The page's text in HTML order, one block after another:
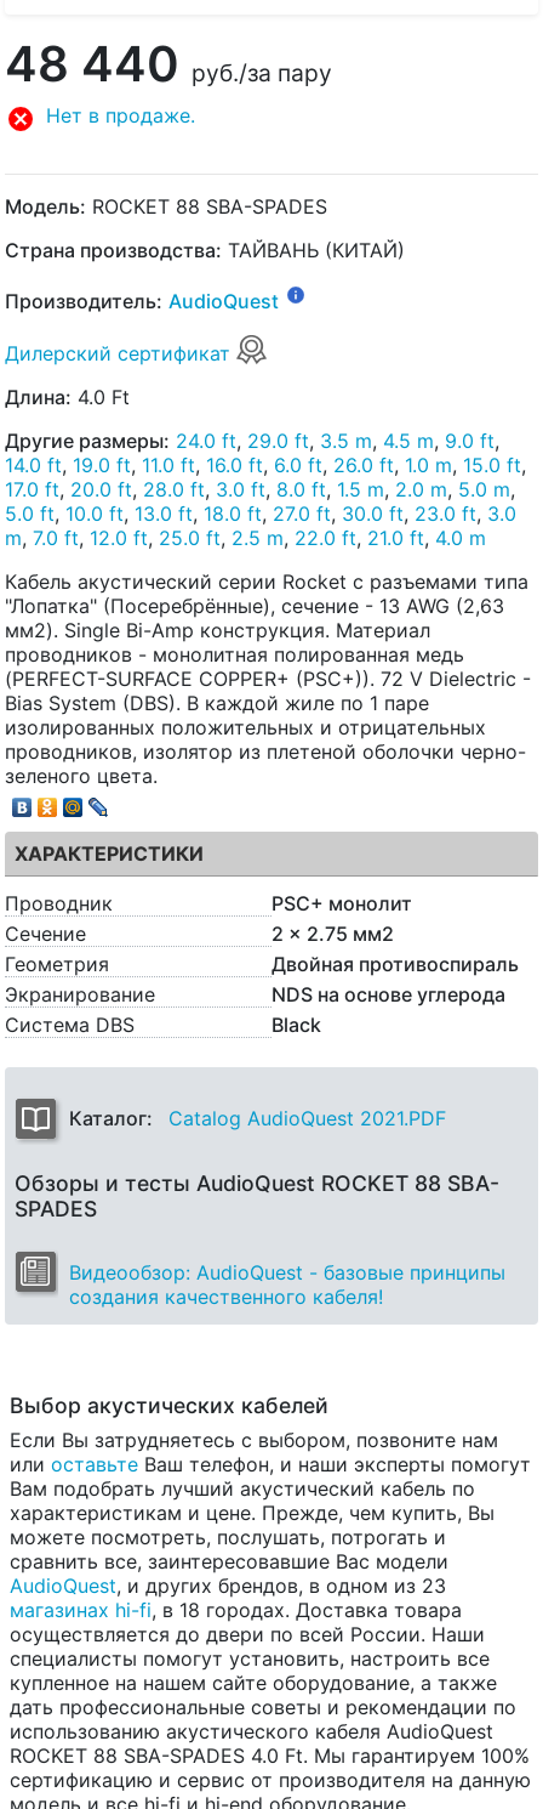
48 440 руб./за пару
Нет в продаже.
Модель: ROCKET 88 SBA-SPADES
Страна производства: ТАЙВАНЬ (КИТАЙ)
Производитель: AudioQuest
Дилерский сертификат
Длина: 4.0 Ft
Другие размеры: 24.0 ft, 29.0 ft, 3.5 m, 4.5 m, 9.0 ft,
14.0 ft, 19.0 ft, 11.0 ft, 16.0 ft, 6.0 ft, 26.0 ft, 1.0 m, 15.0 ft,
17.0 ft, 20.0 ft, 28.0 ft, 3.0 ft, 8.0 ft, 1.5 m, 2.0 m, 5.0 m,
5.0 ft, 10.0 ft, 13.0 ft, 18.0 ft, 27.0 ft, 30.0 ft, 23.0 ft, 3.0
m, 7.0 ft, 12.0 ft, 25.0 ft, 2.5 m, 22.0 ft, 21.0 ft, 4.0 m
Кабель акустический серии Rocket с разъемами типа
"Лопатка" (Посеребрённые), сечение - 13 AWG (2,63
мм2). Single Bi-Amp конструкция. Материал
проводников - монолитная полированная медь
(PERFECT-SURFACE COPPER+ (PSC+)). 72 V Dielectric -
Bias System (DBS). В каждой жиле по 1 паре
изолированных положительных и отрицательных
проводников, изолятор из плетеной оболочки черно-
зеленого цвета.
ХАРАКТЕРИСТИКИ
Проводник
PSC+ монолит
Сечение
2 x 2.75 мм2
Геометрия
Двойная противоспираль
Экранирование
NDS на основе углерода
Система DBS
Black
Каталог: Catalog AudioQuest 2021.PDF
Обзоры и тесты AudioQuest ROCKET 88 SBA-
SPADES
Видеообзор: AudioQuest - базовые принципы
создания качественного кабеля!
Выбор акустических кабелей
Если Вы затрудняетесь с выбором, позвоните нам
или оставьте Ваш телефон, и наши эксперты помогут
Вам подобрать лучший акустический кабель по
характеристикам и цене. Прежде, чем купить, Вы
можете посмотреть, послушать, потрогать и
сравнить все, заинтересовавшие Вас модели
AudioQuest, и других брендов, в одном из 23
магазинах hi-fi, в 18 городах. Доставка товара
осуществляется до двери по всей России. Наши
специалисты помогут установить, настроить все
купленное на нашем сайте оборудование, а также
дать профессиональные советы и рекомендации по
использованию акустического кабеля AudioQuest
ROCKET 88 SBA-SPADES 4.0 Ft. Мы гарантируем 100%
сертификацию и сервис от производителя на данную